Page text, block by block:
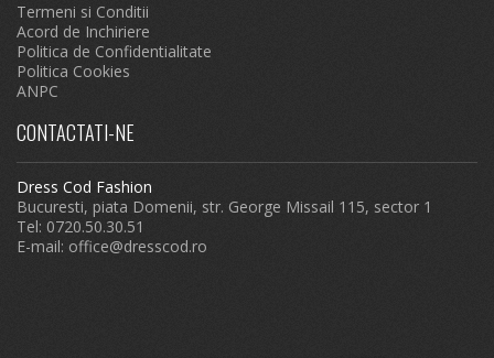
Termeni si Conditii
Acord de Inchiriere
Politica de Confidentialitate
Politica Cookies
ANPC
CONTACTATI-NE
Dress Cod Fashion
Bucuresti, piata Domenii, str. George Missail 115, sector 1
Tel: 0720.50.30.51
E-mail: office@dresscod.ro